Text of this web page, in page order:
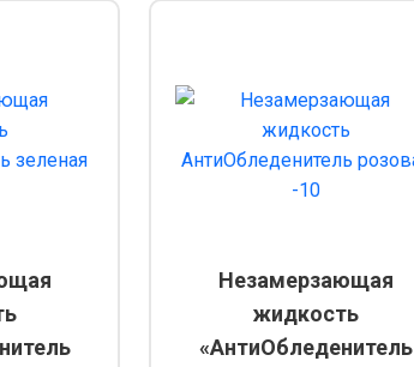
Незамерзающая
жидкость
«АнтиОбледенитель